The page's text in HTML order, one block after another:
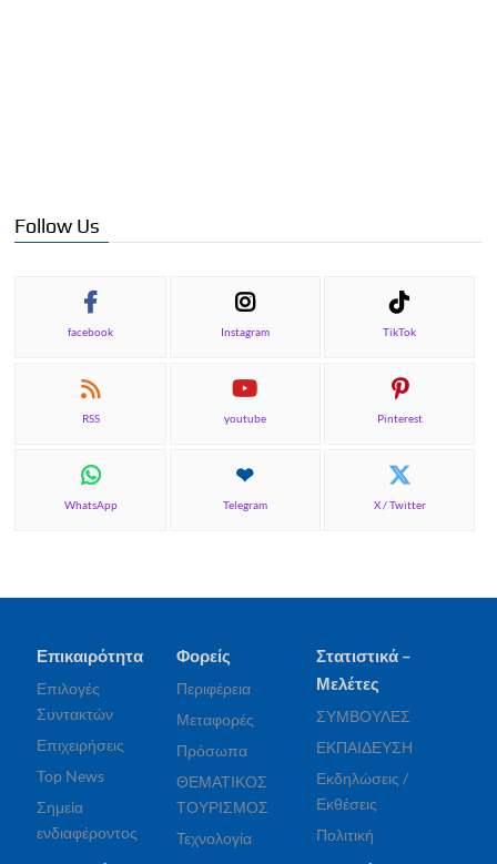
Follow Us
facebook Instagram TikTok
RSS youtube Pinterest
WhatsApp Telegram X / Twitter
Επικαιρότητα
Επιλογές
Συντακτών
Επιχειρήσεις
Top News
Σημεία
ενδιαφέροντος
Φορείς
Περιφέρεια
Μεταφορές
Πρόσωπα
ΘΕΜΑΤΙΚΟΣ
ΤΟΥΡΙΣΜΟΣ
Τεχνολογία
Στατιστικά –
Μελέτες
ΣΥΜΒΟΥΛΕΣ
ΕΚΠΑΙΔΕΥΣΗ
Εκδηλώσεις /
Εκθέσεις
Πολιτική